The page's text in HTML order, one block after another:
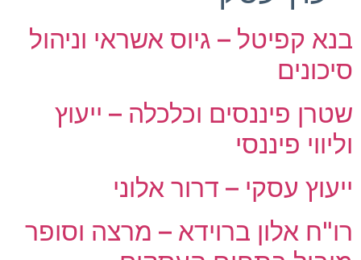
בנא קפיטל – גיוס אשראי וניהול
סיכונים
שטרן פיננסים וכלכלה – ייעוץ
וליווי פיננסי
ייעוץ עסקי – דרור אלוני
רו"ח אלון ברוידא – מרצה וסופר